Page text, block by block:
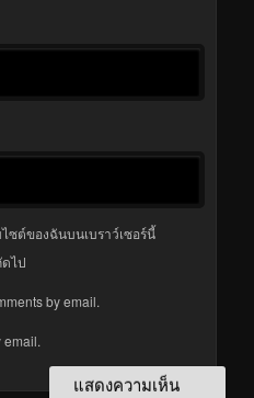
ซต์ของฉันบนเบราว์เซอร์นี้
ไป
by email.
email.